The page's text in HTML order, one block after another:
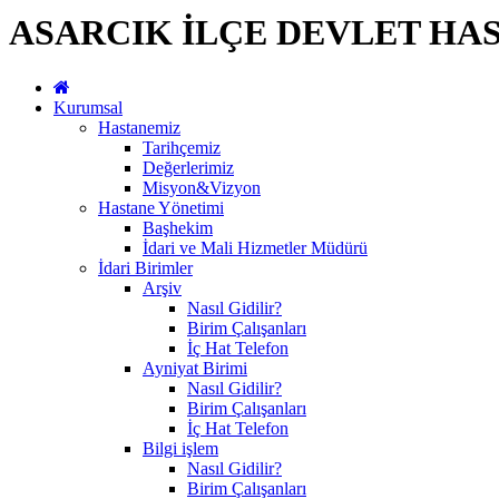
ASARCIK İLÇE DEVLET
Kurumsal
Hastanemiz
Tarihçemiz
Değerlerimiz
Misyon&Vizyon
Hastane Yönetimi
Başhekim
İdari ve Mali Hizmetler Müdürü
İdari Birimler
Arşiv
Nasıl Gidilir?
Birim Çalışanları
İç Hat Telefon
Ayniyat Birimi
Nasıl Gidilir?
Birim Çalışanları
İç Hat Telefon
Bilgi işlem
Nasıl Gidilir?
Birim Çalışanları